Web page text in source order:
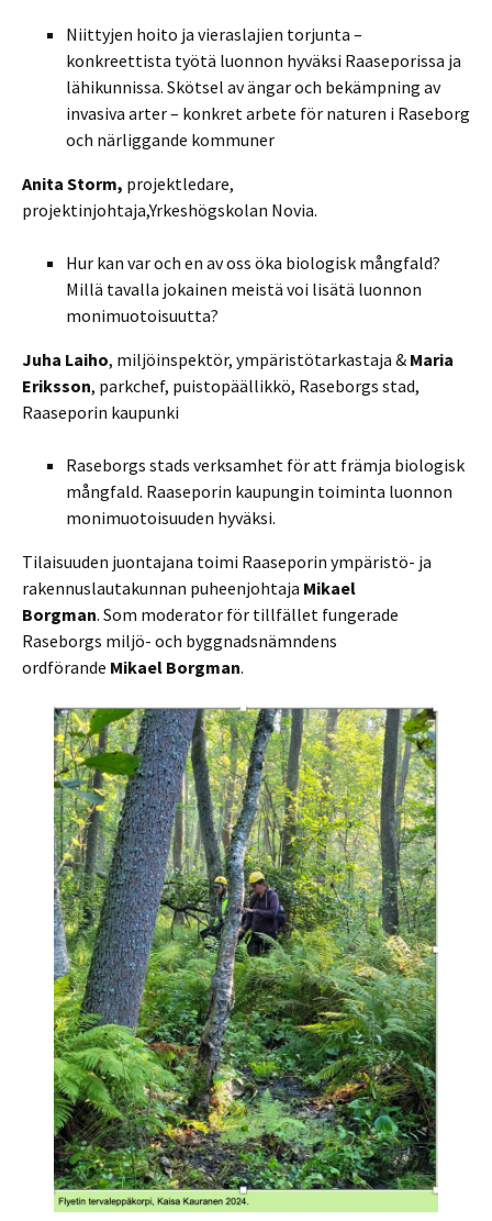
Niittyjen hoito ja vieraslajien torjunta –
konkreettista työtä luonnon hyväksi Raaseporissa ja
lähikunnissa. Skötsel av ängar och bekämpning av
invasiva arter – konkret arbete för naturen i Raseborg
och närliggande kommuner
Anita Storm, projektledare,
projektinjohtaja,Yrkeshögskolan Novia.
Hur kan var och en av oss öka biologisk mångfald?
Millä tavalla jokainen meistä voi lisätä luonnon
monimuotoisuutta?
Juha Laiho, miljöinspektör, ympäristötarkastaja & Maria
Eriksson, parkchef, puistopäällikkö, Raseborgs stad,
Raaseporin kaupunki
Raseborgs stads verksamhet för att främja biologisk
mångfald. Raaseporin kaupungin toiminta luonnon
monimuotoisuuden hyväksi.
Tilaisuuden juontajana toimi Raaseporin ympäristö- ja
rakennuslautakunnan puheenjohtaja Mikael
Borgman. Som moderator för tillfället fungerade
Raseborgs miljö- och byggnadsnämndens
ordförande Mikael Borgman.